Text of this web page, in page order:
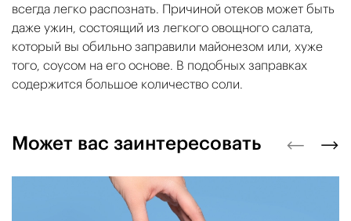
всегда легко распознать. Причиной отеков может быть
даже ужин, состоящий из легкого овощного салата,
который вы обильно заправили майонезом или, хуже
того, соусом на его основе. В подобных заправках
содержится большое количество соли.
Может вас заинтересовать